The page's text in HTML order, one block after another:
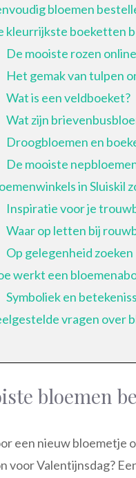
bloemen
kleurrijkste boeketten
De mooiste rozen
Het gemak van tulpen
Wat is een veldboeket?
Wat zijn
Droogbloemen en
De mooiste
in Sluiskil
Inspiratie voor je
Waar op letten bij
Op gelegenheid zoeken
werkt een
Symboliek en
vragen over
bloemen
een nieuw bloemetje
voor Valentijnsdag?